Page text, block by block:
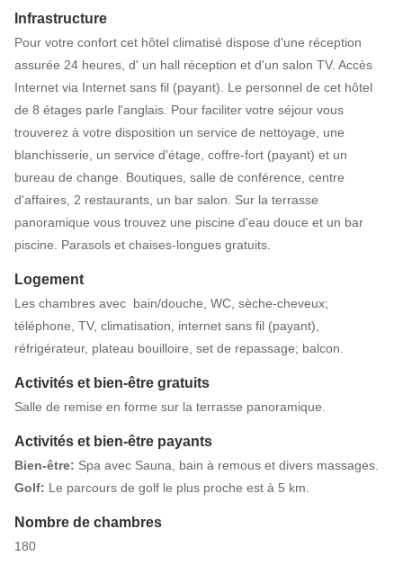
Infrastructure
Pour votre confort cet hôtel climatisé dispose d'une réception
assurée 24 heures, d' un hall réception et d'un salon TV. Accès
Internet via Internet sans fil (payant). Le personnel de cet hôtel
de 8 étages parle l'anglais. Pour faciliter votre séjour vous
trouverez à votre disposition un service de nettoyage, une
blanchisserie, un service d'étage, coffre-fort (payant) et un
bureau de change. Boutiques, salle de conférence, centre
d'affaires, 2 restaurants, un bar salon. Sur la terrasse
panoramique vous trouvez une piscine d'eau douce et un bar
piscine. Parasols et chaises-longues gratuits.
Logement
Les chambres avec bain/douche, WC, sèche-cheveux;
téléphone, TV, climatisation, internet sans fil (payant),
réfrigérateur, plateau bouilloire, set de repassage; balcon.
Activités et bien-être gratuits
Salle de remise en forme sur la terrasse panoramique.
Activités et bien-être payants
Bien-être: Spa avec Sauna, bain à remous et divers massages.
Golf: Le parcours de golf le plus proche est à 5 km.
Nombre de chambres
180